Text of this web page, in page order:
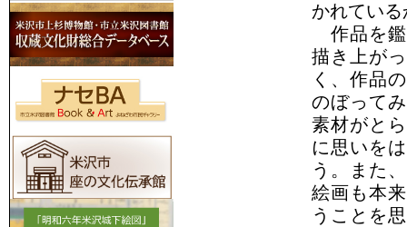
かれてい
作品を鑑
描き上が
く、作品
のぼって
素材がと
に思いを
う。また
絵画も本
うことを